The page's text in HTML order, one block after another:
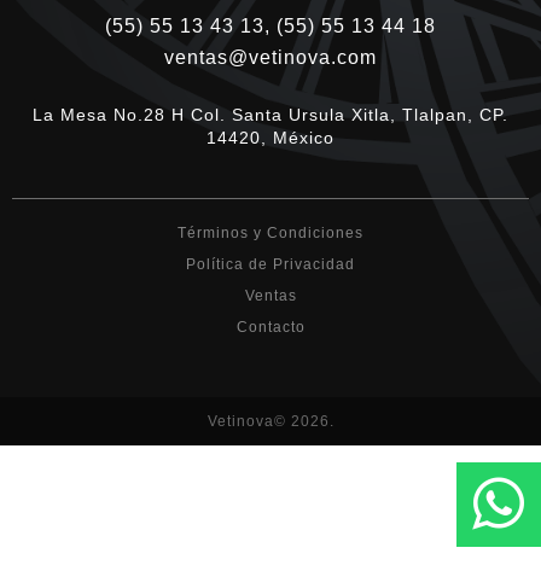
(55) 55 13 43 13, (55) 55 13 44 18
ventas@vetinova.com
La Mesa No.28 H Col. Santa Ursula Xitla, Tlalpan, CP.
14420, México
Términos y Condiciones
Política de Privacidad
Ventas
Contacto
Vetinova© 2026.